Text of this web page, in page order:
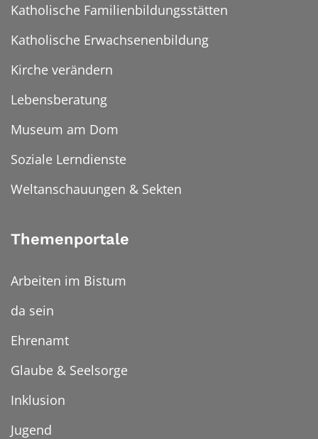
Katholische Familienbildungsstätten
Katholische Erwachsenenbildung
Kirche verändern
Lebensberatung
Museum am Dom
Soziale Lerndienste
Weltanschauungen & Sekten
Themenportale
Arbeiten im Bistum
da sein
Ehrenamt
Glaube & Seelsorge
Inklusion
Jugend